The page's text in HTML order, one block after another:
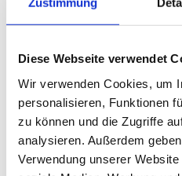
Diese Webseite verwendet
Wir verwenden Cookies, um
personalisieren, Funktionen
zu können und die Zugriffe
analysieren. Außerdem
Verwendung unserer